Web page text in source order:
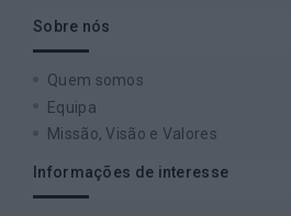
Sobre nós
Quem somos
Equipa
Missão, Visão e Valores
Informações de interesse